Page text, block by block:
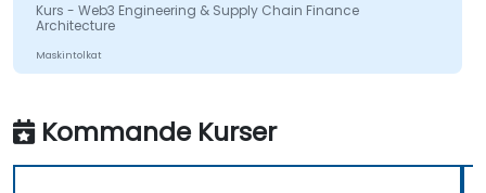
Kurs - Web3 Engineering & Supply Chain Finance
Architecture
Maskintolkat
Kommande Kurser